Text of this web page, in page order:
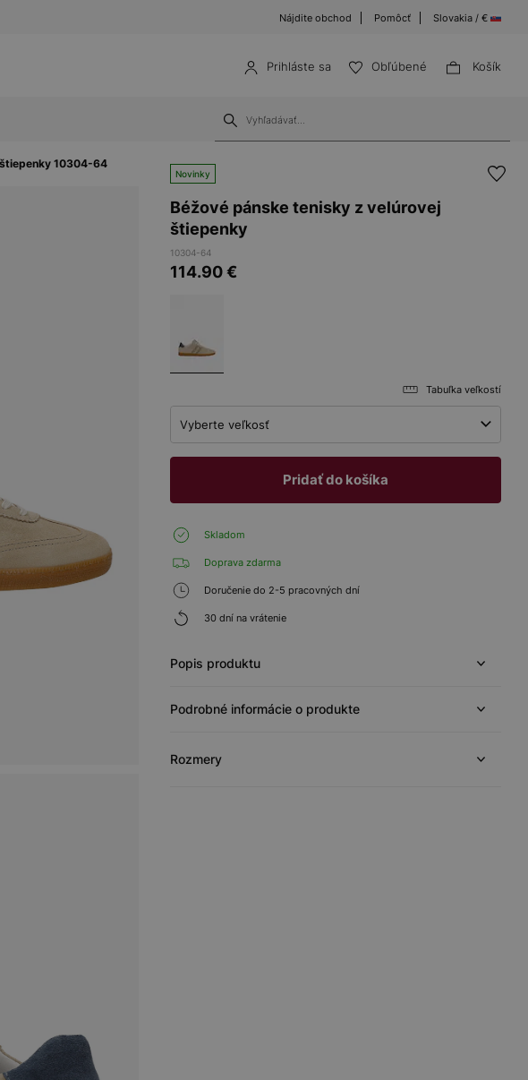
Nájdite obchod Pomôcť Slovakia / €
Prihláste sa Obľúbené Košík
10304-64
Novinky
Béžové pánske tenisky z velúrovej
štiepenky
10304-64
114.90€
Tabuľka veľkostí
Vyberte veľkosť
Pridať do košíka
Skladom
Doprava zdarma
Doručenie do 2-5 pracovných dní
30 dní na vrátenie
Popis produktu
Podrobné informácie o produkte
Rozmery